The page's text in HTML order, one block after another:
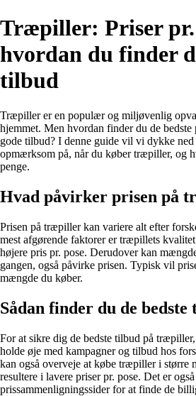
Træpiller: Priser pr.
hvordan du finder
tilbud
Træpiller er en populær og miljøvenlig
hjemmet. Men hvordan finder du de
gode tilbud? I denne guide vil vi dykke
opmærksom på, når du køber træpiller, og
penge.
Hvad påvirker prisen på
Prisen på træpiller kan variere alt efter
mest afgørende faktorer er træpillets
højere pris pr. pose. Derudover kan
gangen, også påvirke prisen. Typisk vil
mængde du køber.
Sådan finder du de bedste
For at sikre dig de bedste tilbud på
holde øje med kampagner og tilbud hos
kan også overveje at købe træpiller i større
resultere i lavere priser pr. pose. Det er
prissammenligningssider for at finde de